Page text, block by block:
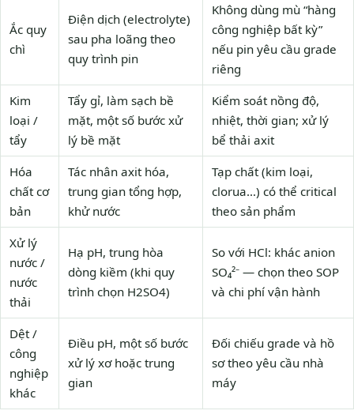
Ắc quy
chì
Điện dịch (electrolyte)
sau pha loãng theo
quy trình pin
Không dùng mù “hàng
công nghiệp bất kỳ”
nếu pin yêu cầu grade
riêng
Kim
loại /
tẩy
Tẩy gỉ, làm sạch bề
mặt, một số bước xử
lý bề mặt
Kiểm soát nồng độ,
nhiệt, thời gian; xử lý
bể thải axit
Hóa
chất cơ
bản
Tác nhân axit hóa,
trung gian tổng hợp,
khử nước
Tạp chất (kim loại,
clorua…) có thể critical
theo sản phẩm
Xử lý
nước /
nước
thải
Hạ pH, trung hòa
dòng kiềm (khi quy
trình chọn H2SO4)
So với HCl: khác anion
SO₄²⁻ — chọn theo SOP
và chi phí vận hành
Dệt /
công
nghiệp
khác
Điều pH, một số bước
xử lý xơ hoặc trung
gian
Đối chiếu grade và hồ
sơ theo yêu cầu nhà
máy